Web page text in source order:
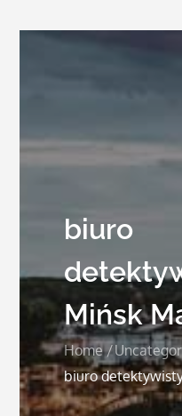
biuro
Mińsk
Home
biuro